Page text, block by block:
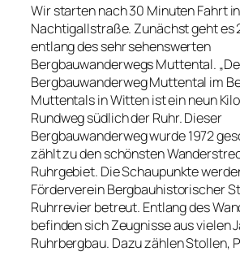
Wir starten nach 30 Minuten Fahrt
Nachtigallstraße. Zunächst geht es
entlang des sehr sehenswerten
Bergbauwanderwegs Muttental.
Bergbauwanderweg Muttental im
Muttentals in Witten ist ein neun
Rundweg südlich der Ruhr. Dieser
Bergbauwanderweg wurde 1972
zählt zu den schönsten
Ruhrgebiet. Die Schaupunkte
Förderverein Bergbauhistorischer
Ruhrrevier betreut. Entlang des
befinden sich Zeugnisse aus vielen
Ruhrbergbau. Dazu zählen Stollen,